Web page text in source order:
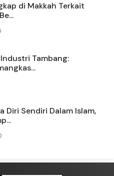
di Makkah Terkait
Tambang:
Diri Sendiri Dalam Islam,